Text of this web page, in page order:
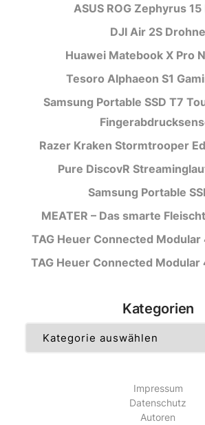
ASUS ROG Zephyrus 15
DJI Air 2S Drohne
Huawei Matebook X Pro
Tesoro Alphaeon S1
Samsung Portable SSD T7
Razer Kraken Stormtrooper
Pure DiscovR
Samsung Portable
MEATER – Das smarte
TAG Heuer Connected Modular
TAG Heuer Connected
Kategorien
Impressum
Datenschutz
Autoren